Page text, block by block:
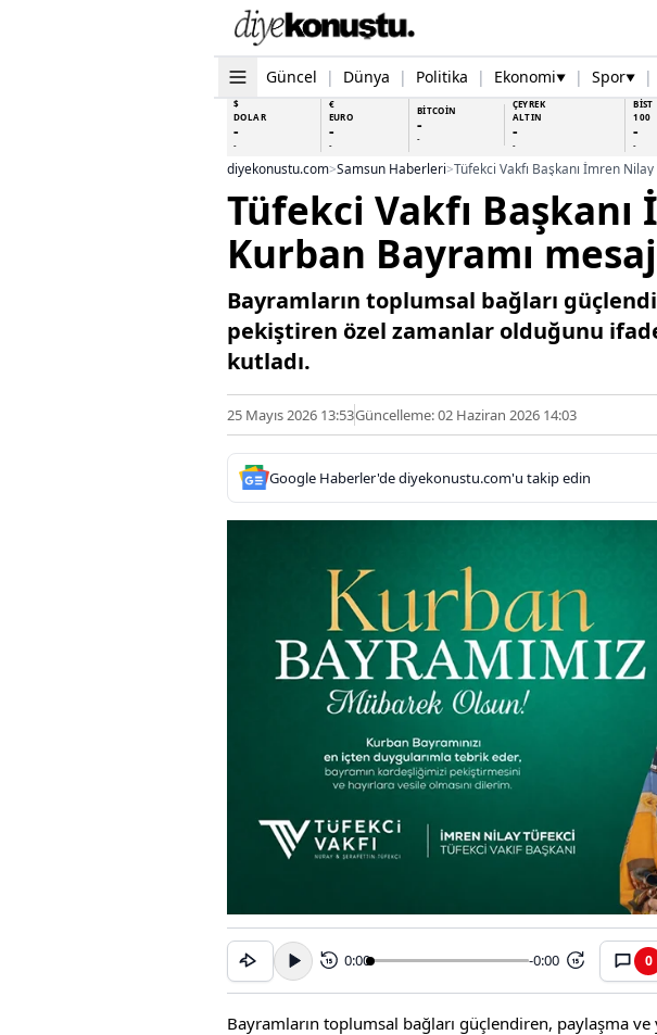
Güncel | Dünya | Politika | Ekonomi▼ | Spor▼ |
$
DOLAR
-
-
€
EURO
-
-
BİTCOİN
-
-
ÇEYREK
ALTIN
-
-
BİST
100
-
-
diyekonustu.com>Samsun Haberleri>Tüfekci Vakfı Başkanı İmren
Tüfekci Vakfı
Kurban Bayramı
Bayramların toplumsal bağları
pekiştiren özel zamanlar olduğunu
kutladı.
25 Mayıs 2026 13:53Güncelleme: 02 Haziran 2026 14:03
Google Haberler'de diyekonustu.com'u takip edin
15 0:00 -0:00 15 0
Bayramların toplumsal bağları güçlendiren, paylaşma ve